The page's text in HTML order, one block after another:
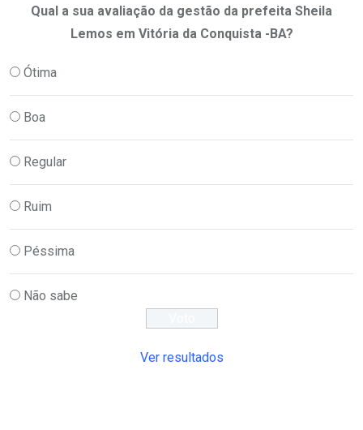
Qual a sua avaliação da gestão da prefeita Sheila
Lemos em Vitória da Conquista -BA?
Ótima
Boa
Regular
Ruim
Péssima
Não sabe
Ver resultados